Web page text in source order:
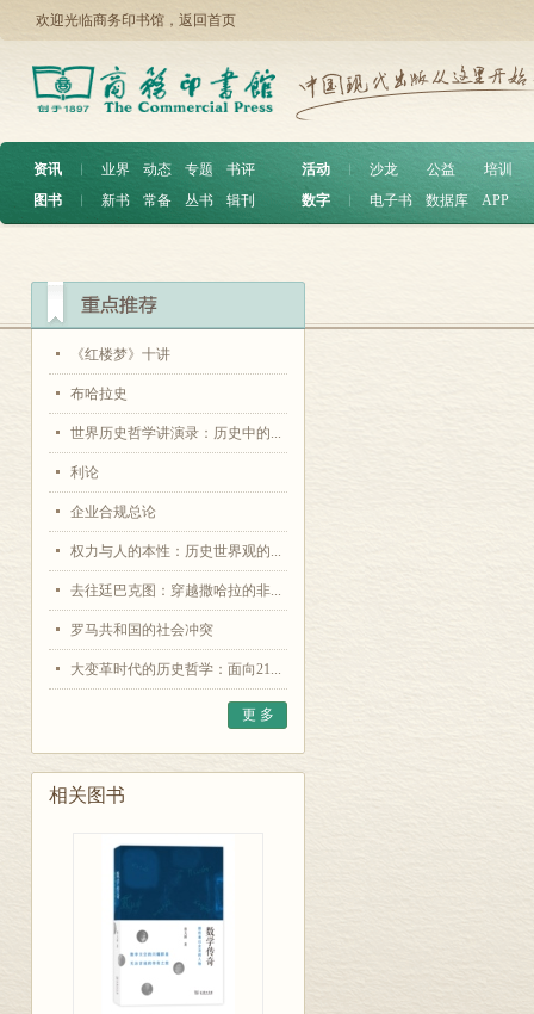
欢迎光临商务印书馆， 返回首页
资讯 ︱ 业界 动态 专题
书评
图书
︱ 新书 常备 丛书 辑刊
活动 沙龙 公益
培训
数字
电子书 数据库 APP
《红楼梦》十讲
布哈拉史
世界历史哲学讲演录：历史中的...
利论
企业合规总论
权力与人的本性：历史世界观的...
去往廷巴克图：穿越撒哈拉的非...
罗马共和国的社会冲突
大变革时代的历史哲学：面向21...
更 多
相关图书